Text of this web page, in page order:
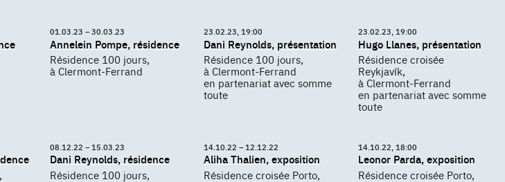
01.03.23 – 30.03.23
Annelein Pompe, résidence
Résidence 100 jours,
à Clermont-Ferrand
23.02.23, 19:00
Dani Reynolds, présentation
Résidence 100 jours,
à Clermont-Ferrand
en partenariat avec somme
toute
23.02.23, 19:00
Hugo Llanes, présentation
Résidence croisée
Reykjavík,
à Clermont-Ferrand
en partenariat avec somme
toute
08.12.22 – 15.03.23
Dani Reynolds, résidence
Résidence 100 jours,
14.10.22 – 12.12.22
Aliha Thalien, exposition
Résidence croisée Porto,
14.10.22, 18:00
Leonor Parda, exposition
Résidence croisée Porto,